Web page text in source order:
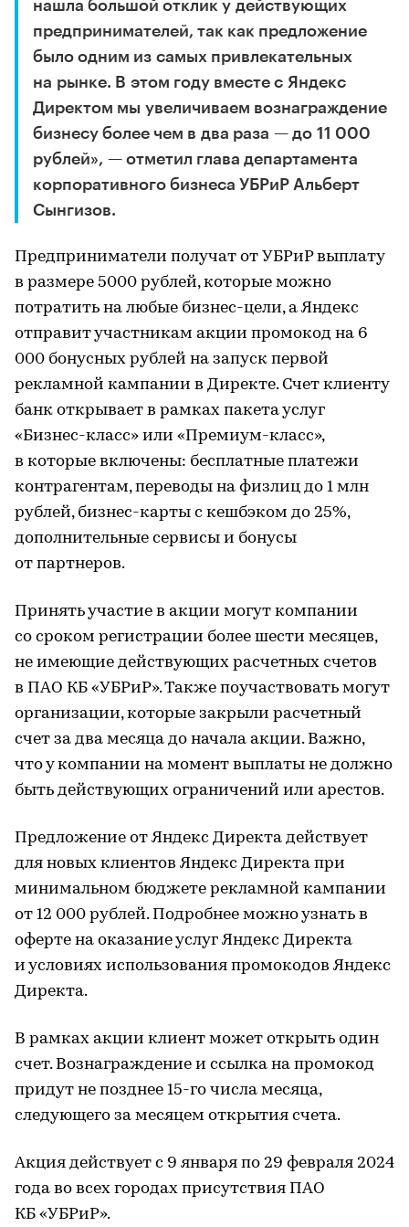
нашла большой отклик у действующих
предпринимателей, так как предложение
было одним из самых привлекательных
на рынке. В этом году вместе с Яндекс
Директом мы увеличиваем вознаграждение
бизнесу более чем в два раза — до 11 000
рублей», — отметил глава департамента
корпоративного бизнеса УБРиР Альберт
Сынгизов.
Предприниматели получат от УБРиР выплату
в размере 5000 рублей, которые можно
потратить на любые бизнес-цели, а Яндекс
отправит участникам акции промокод на 6
000 бонусных рублей на запуск первой
рекламной кампании в Директе. Счет клиенту
банк открывает в рамках пакета услуг
«Бизнес-класс» или «Премиум-класс»,
в которые включены: бесплатные платежи
контрагентам, переводы на физлиц до 1 млн
рублей, бизнес-карты с кешбэком до 25%,
дополнительные сервисы и бонусы
от партнеров.
Принять участие в акции могут компании
со сроком регистрации более шести месяцев,
не имеющие действующих расчетных счетов
в ПАО КБ «УБРиР». Также поучаствовать могут
организации, которые закрыли расчетный
счет за два месяца до начала акции. Важно,
что у компании на момент выплаты не должно
быть действующих ограничений или арестов.
Предложение от Яндекс Директа действует
для новых клиентов Яндекс Директа при
минимальном бюджете рекламной кампании
от 12 000 рублей. Подробнее можно узнать в
оферте на оказание услуг Яндекс Директа
и условиях использования промокодов Яндекс
Директа.
В рамках акции клиент может открыть один
счет. Вознаграждение и ссылка на промокод
придут не позднее 15-го числа месяца,
следующего за месяцем открытия счета.
Акция действует с 9 января по 29 февраля 2024
года во всех городах присутствия ПАО
КБ «УБРиР».